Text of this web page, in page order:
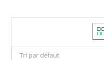
Tri par défaut